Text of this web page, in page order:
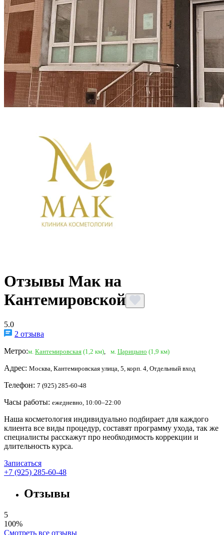
Отзывы Мак на
Кантемировской
5.0
2 отзыва
Метро:м. Кантемировская (1,2 км) м. Царицыно (1,9 км)
Адрес: Москва, Кантемировская улица, 5, корп. 4, Отдельный вход
Телефон: 7 (925) 285-60-48
Часы работы: ежедневно, 10:00–22:00
Наша косметология индивидуально подбирает для каждого
клиента все виды процедур, составят программу ухода, так же
специалисты расскажут про необходимость коррекции и
длительность курса.
Записаться
+7 (925) 285-60-48
Отзывы
5
100%
Смотреть все отзывы